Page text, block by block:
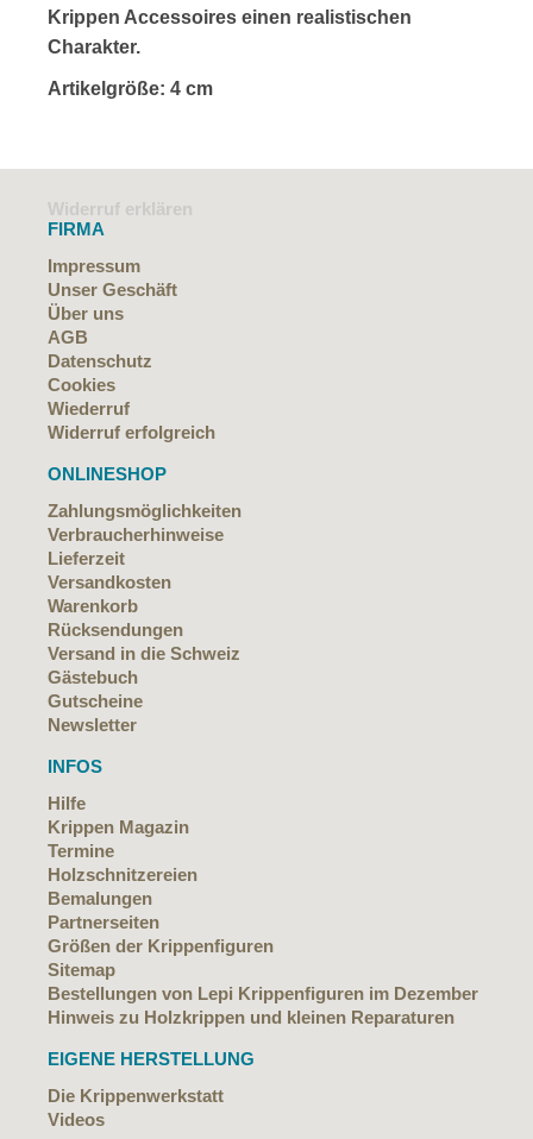
Krippen Accessoires einen realistischen
Charakter.
Artikelgröße: 4 cm
Widerruf erklären
FIRMA
Impressum
Unser Geschäft
Über uns
AGB
Datenschutz
Cookies
Wiederruf
Widerruf erfolgreich
ONLINESHOP
Zahlungsmöglichkeiten
Verbraucherhinweise
Lieferzeit
Versandkosten
Warenkorb
Rücksendungen
Versand in die Schweiz
Gästebuch
Gutscheine
Newsletter
INFOS
Hilfe
Krippen Magazin
Termine
Holzschnitzereien
Bemalungen
Partnerseiten
Größen der Krippenfiguren
Sitemap
Bestellungen von Lepi Krippenfiguren im Dezember
Hinweis zu Holzkrippen und kleinen Reparaturen
EIGENE HERSTELLUNG
Die Krippenwerkstatt
Videos